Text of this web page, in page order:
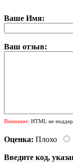
Ваше Имя:
Ваш отзыв:
Внимание: HTML не
Оценка: Плохо
Введите код,